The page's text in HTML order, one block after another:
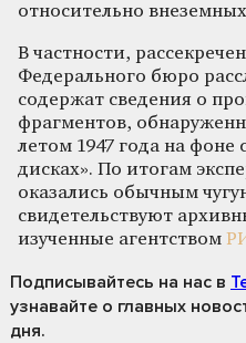
относительно
В частности,
Федерального бюро
содержат сведения о
фрагментов,
летом 1947 года на
дисках». По итогам
оказались обычным
свидетельствуют
изученные агентством
Подписывайтесь на нас в
узнавайте о главных
дня.